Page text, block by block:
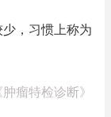
，习惯上称为
肿瘤特检诊断》